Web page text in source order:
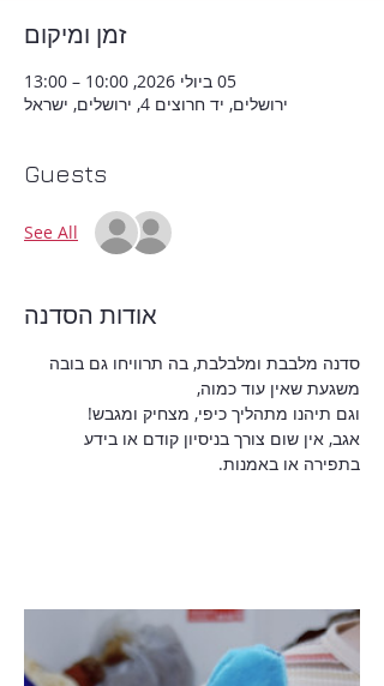
זמן ומיקום
05 ביולי 2026, 10:00 – 13:00
ירושלים, יד חרוצים 4, ירושלים, ישראל
Guests
See All
אודות הסדנה
סדנה מלבבת ומלבלבת, בה תרוויחו גם בובה
משגעת שאין עוד כמוה,
וגם תיהנו מתהליך כיפי, מצחיק ומגבש!
אגב, אין שום צורך בניסיון קודם או בידע
בתפירה או באמנות.